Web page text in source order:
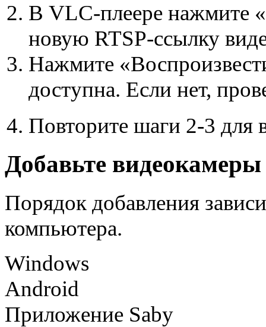
В VLC-плеере нажмите
новую RTSP-ссылку
Нажмите
доступна. Если нет,
Повторите шаги 2-3 для
Добавьте видеокамеры
Порядок добавления
компьютера.
Windows
Android
Приложение Saby